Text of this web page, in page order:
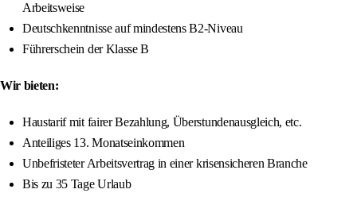
Arbeitsweise
Deutschkenntnisse auf mindestens B2-Niveau
Führerschein der Klasse B
Wir bieten:
Haustarif mit fairer Bezahlung, Überstundenausgleich, etc.
Anteiliges 13. Monatseinkommen
Unbefristeter Arbeitsvertrag in einer krisensicheren Branche
Bis zu 35 Tage Urlaub